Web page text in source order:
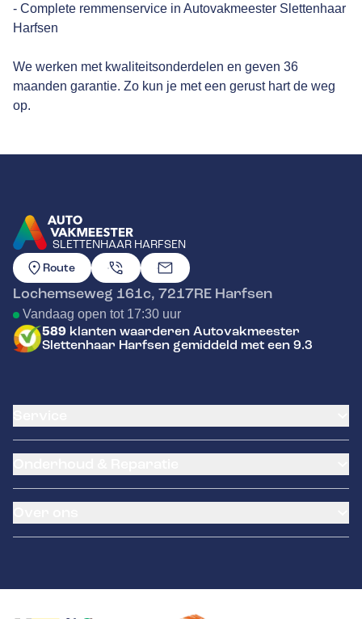
- Complete remmenservice in Autovakmeester Slettenhaar
Harfsen
We werken met kwaliteitsonderdelen en geven 36
maanden garantie. Zo kun je met een gerust hart de weg
op.
SLETTENHAAR HARFSEN
GA NAAR DE HOMEPAGINA
Route
Lochemseweg 161c, 7217RE Harfsen
Vandaag open tot 17:30 uur
589 klanten waarderen Autovakmeester
Slettenhaar Harfsen gemiddeld met een 9.3
Banden service
Pechhulp
Schade en reparatie